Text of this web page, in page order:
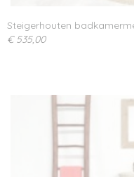
Steigerhouten
€ 535,00